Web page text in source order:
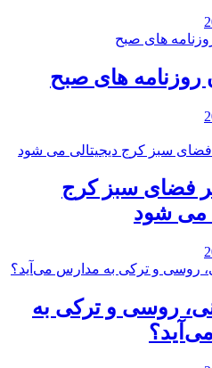
روزنامه های صبح
فضای سبز کرج
می شود
روسی و ترکی به